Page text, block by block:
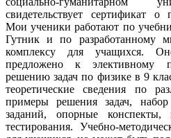
свидетельствует сертификат
Мои ученики работают по
Гутник и по разработанному
комплексу для учащихся.
предложено к элективному
решению задач по физике в 9
теоретические сведения по
примеры решения задач,
заданий, опорные конспекты,
тестирования. Учебно-